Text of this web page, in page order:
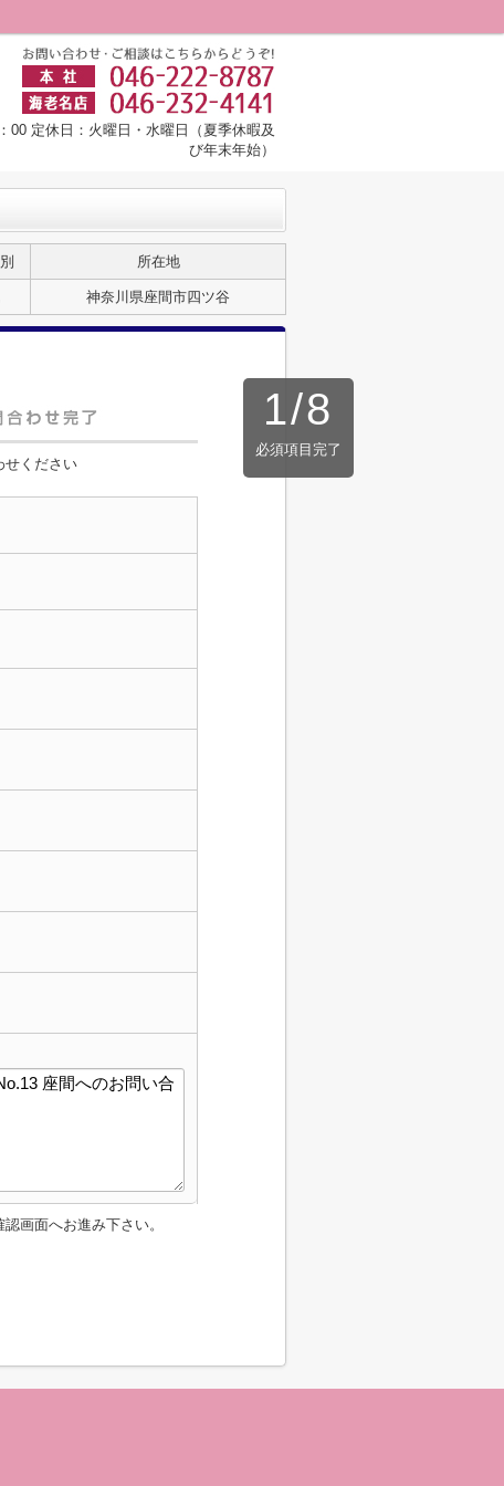
00 定休日：火曜日・水曜日（夏季休暇及
び年末年始）
所在地
神奈川県座間市四ツ谷
1/8
必須項目完了
せください
画面へお進み下さい。